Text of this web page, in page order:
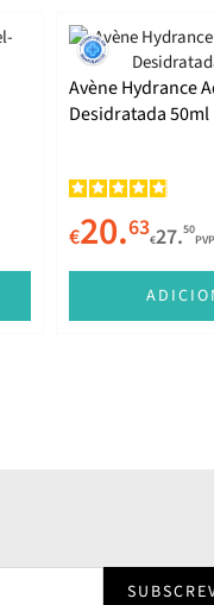
Avène Hydrance
Desidratada 50ml
€20.63€27.50